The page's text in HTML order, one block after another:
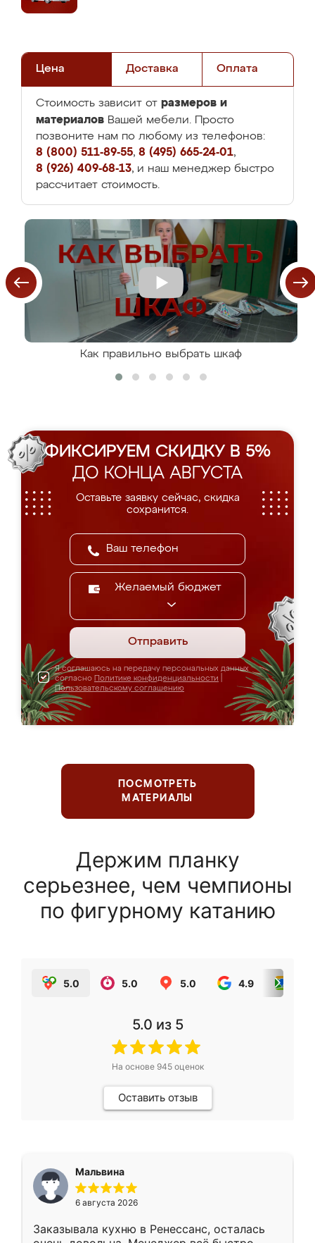
Цена Доставка Оплата
Стоимость зависит от размеров и
материалов Вашей мебели. Просто
позвоните нам по любому из телефонов:
8 (800) 511-89-55, 8 (495) 665-24-01,
8 (926) 409-68-13, и наш менеджер быстро
рассчитает стоимость.
Как правильно выбрать шкаф
ФИКСИРУЕМ СКИДКУ В 5%
ДО КОНЦА АВГУСТА
Оставьте заявку сейчас, скидка
сохранится.
Желаемый бюджет
Отправить
Я соглашаюсь на передачу персональных данных
согласно Политике конфиденциальности
Пользовательскому соглашению
ПОСМОТРЕТЬ
МАТЕРИАЛЫ
Держим планку
серьезнее, чем чемпионы
по фигурному катанию
5.0 5.0 5.0 4.9
5.0 из 5
На основе 945оценок
Оставить отзыв
Мальвина
6 августа 2026
Заказывала кухню в Ренессанс, осталась